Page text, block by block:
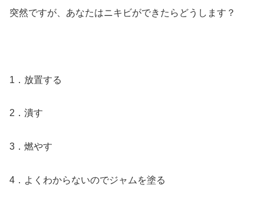
突然ですが、あなたはニキビができたらどうします？
1．放置する
2．潰す
3．燃やす
4．よくわからないのでジャムを塗る